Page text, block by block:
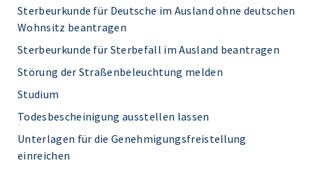
Sterbeurkunde für Deutsche im Ausland ohne deutschen
Wohnsitz beantragen
Sterbeurkunde für Sterbefall im Ausland beantragen
Störung der Straßenbeleuchtung melden
Studium
Todesbescheinigung ausstellen lassen
Unterlagen für die Genehmigungsfreistellung
einreichen